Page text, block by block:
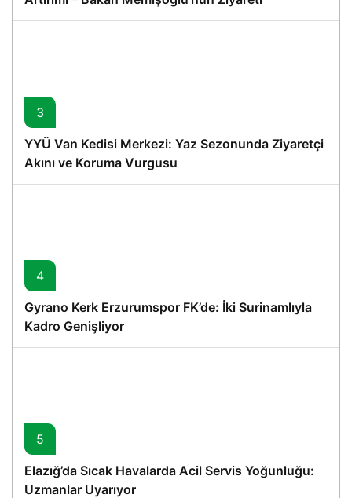
3
YYÜ Van Kedisi Merkezi: Yaz Sezonunda Ziyaretçi
Akını ve Koruma Vurgusu
4
Gyrano Kerk Erzurumspor FK’de: İki Surinamlıyla
Kadro Genişliyor
5
Elazığ’da Sıcak Havalarda Acil Servis Yoğunluğu:
Uzmanlar Uyarıyor